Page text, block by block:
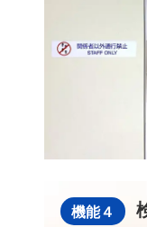
機能４